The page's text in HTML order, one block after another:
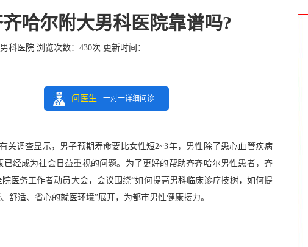
哈尔附大男科医院靠谱吗?
科医院浏览次数： 430次 更新时间：
问医生 一对一详细问诊
调查显示，男子预期寿命要比女性短2~3年，男性除了患心血管疾病
经成为社会日益重视的问题。为了更好的帮助齐齐哈尔男性患者，齐
医务工作者动员大会，会议围绕“如何提高男科临床诊疗技树，如何提
适、省心的就医环境”展开，为都市男性健康接力。